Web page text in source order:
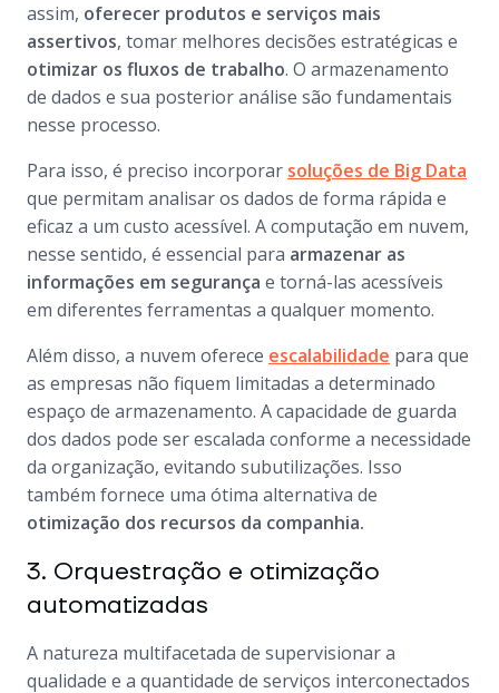
assim, oferecer produtos e serviços mais
assertivos, tomar melhores decisões estratégicas e
otimizar os fluxos de trabalho. O armazenamento
de dados e sua posterior análise são fundamentais
nesse processo.
Para isso, é preciso incorporar soluções de Big Data
que permitam analisar os dados de forma rápida e
eficaz a um custo acessível. A computação em nuvem,
nesse sentido, é essencial para armazenar as
informações em segurança e torná-las acessíveis
em diferentes ferramentas a qualquer momento.
Além disso, a nuvem oferece escalabilidade para que
as empresas não fiquem limitadas a determinado
espaço de armazenamento. A capacidade de guarda
dos dados pode ser escalada conforme a necessidade
da organização, evitando subutilizações. Isso
também fornece uma ótima alternativa de
otimização dos recursos da companhia.
3. Orquestração e otimização
automatizadas
A natureza multifacetada de supervisionar a
qualidade e a quantidade de serviços interconectados